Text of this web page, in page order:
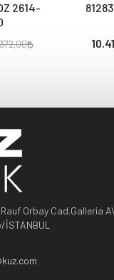
2614-
Orbay Cad.Galleria